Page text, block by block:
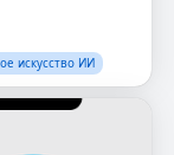
искусство ИИ